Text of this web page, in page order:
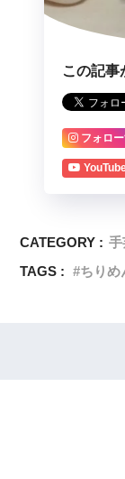
この記事
フォロ
CATEGORY : 手
TAGS :
ちりめ